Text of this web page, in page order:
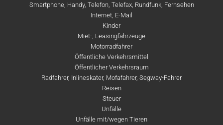
Smartphone, Handy, Telefon, Telefax, Rundfunk, Fernsehen
Internet, E-Mail
Kinder
Miet-, Leasingfahrzeuge
Motorradfahrer
Öffentliche Verkehrsmittel
Öffentlicher Verkehrsraum
Radfahrer, Inlineskater, Mofafahrer, Segway-Fahrer
Reisen
Steuer
Unfälle
Unfälle mit/wegen Tieren